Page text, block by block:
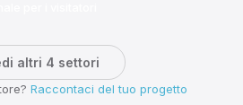
altri 4 settori
Raccontaci del tuo progetto